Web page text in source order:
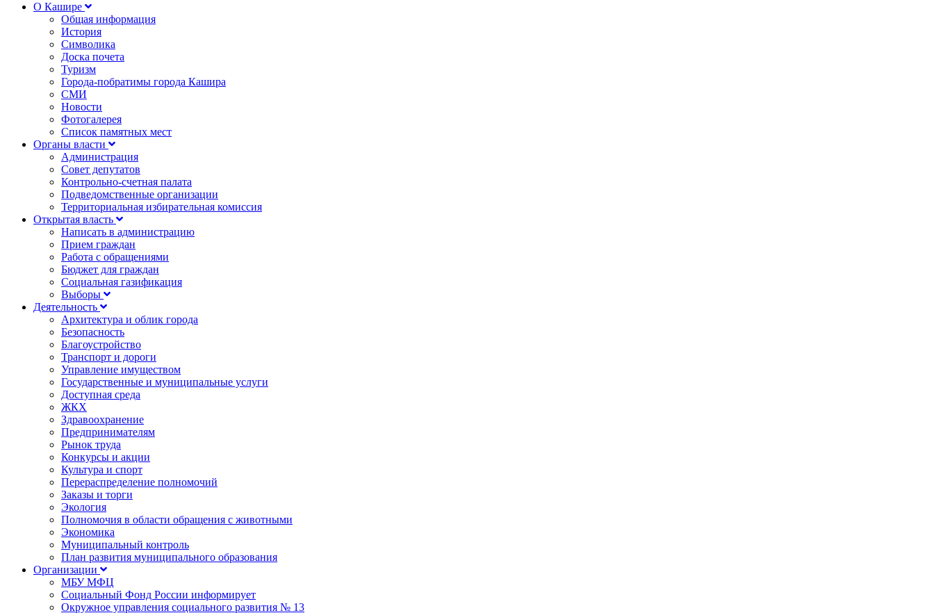
О Кашире
Общая информация
История
Символика
Доска почета
Туризм
Города-побратимы города Кашира
СМИ
Новости
Фотогалерея
Список памятных мест
Органы власти
Администрация
Совет депутатов
Контрольно-счетная палата
Подведомственные организации
Территориальная избирательная комиссия
Открытая власть
Написать в администрацию
Прием граждан
Работа с обращениями
Бюджет для граждан
Социальная газификация
Выборы
Деятельность
Архитектура и облик города
Безопасность
Благоустройство
Транспорт и дороги
Управление имуществом
Государственные и муниципальные услуги
Доступная среда
ЖКХ
Здравоохранение
Предпринимателям
Рынок труда
Конкурсы и акции
Культура и спорт
Перераспределение полномочий
Заказы и торги
Экология
Полномочия в области обращения с животными
Экономика
Муниципальный контроль
План развития муниципального образования
Организации
МБУ МФЦ
Социальный Фонд России информирует
Окружное управления социального развития № 13